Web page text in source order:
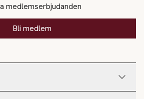
medlemserbjudanden
Bli medlem